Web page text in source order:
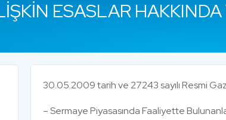
ESASLAR
30.05.2009 tarih ve 27243 sayılı Resmi
– Sermaye Piyasasında Faaliyette